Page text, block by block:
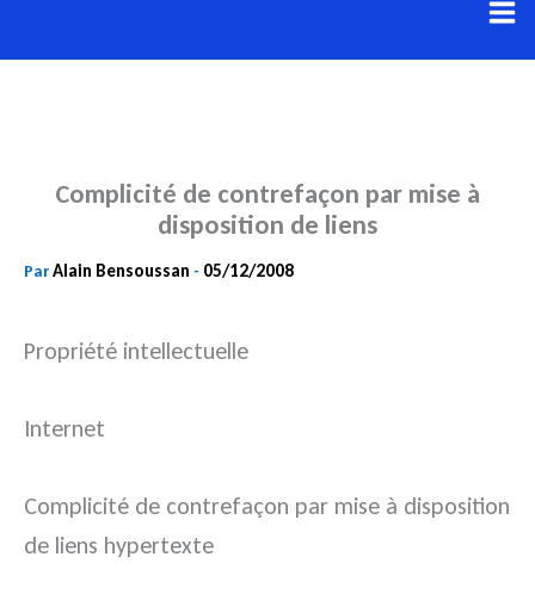
au
Complicité de contrefaçon par mise à
disposition de liens
ParAlain Bensoussan - 05/12/2008
Propriété intellectuelle
Internet
Complicité de contrefaçon par mise à disposition
de liens hypertexte